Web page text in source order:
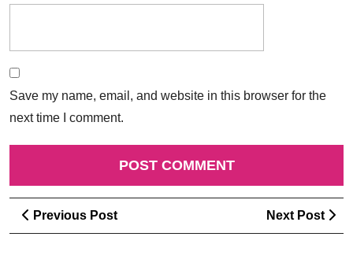
Save my name, email, and website in this browser for the
next time I comment.
Post
navigation
Previous PostPrevious
Post
Next Post